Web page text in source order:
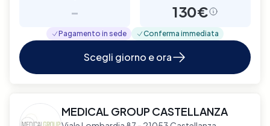
- 130€
Pagamento in sede Conferma immediata
Scegli giorno e ora
MEDICAL GROUP CASTELLANZA